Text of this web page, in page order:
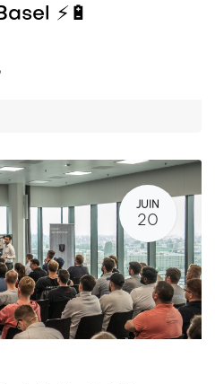
⚡️🔋
JUIN
20